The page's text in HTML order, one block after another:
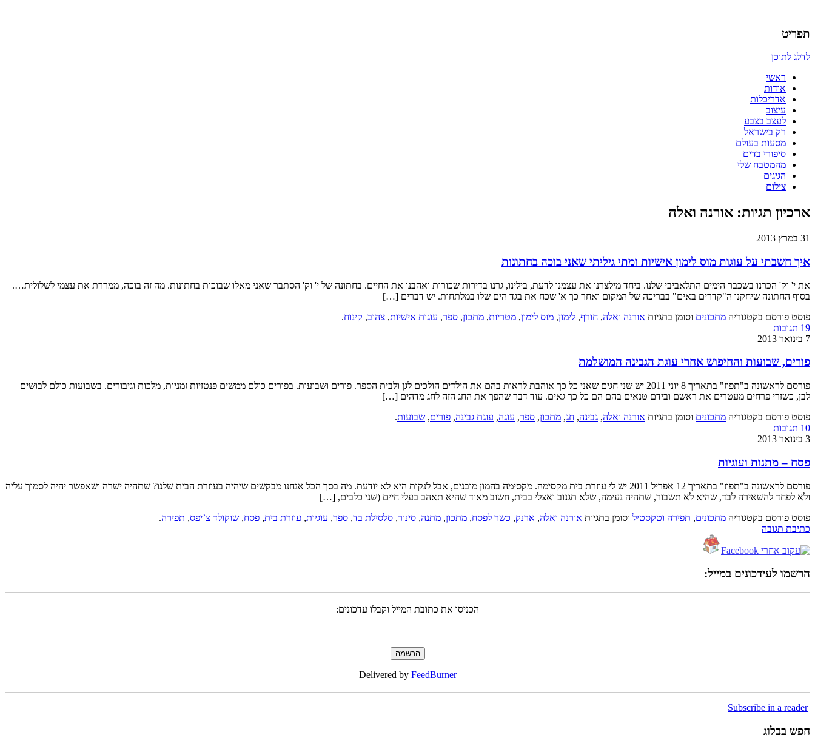
כמו אויר לנשימה – בלוג של אדריכלית
תפריט
לדלג לתוכן
ראשי
אודות
אדריכלות
עיצוב
לעצב בצבע
רק בישראל
מסעות בעולם
סיפורי בדים
מהמטבח שלי
הגיגים
צילום
ארכיון תגיות: אורנה ואלה
31 במרץ 2013
איך חשבתי על עוגות מוס לימון אישיות ומתי גיליתי שאני בוכה בחתונות
את י' וק' הכרנו בשכבר הימים התלאביבי שלנו. ביחד מילצרנו את עצמנו לדעת, בילינו, גרנו בדירות שכורות ואהבנו את החיים. בחתונה של י' וק' הסתבר שאני מאלו שבוכות בחתונות. מה זה בוכה, ממררת את עצמי לשלולית….
בסוף החתונה שיחקנו ה"קדרים באים" בבריכה של המקום ואחר כך א' שכח את בגד הים שלו במלתחות. יש דברים […]
פוסט פורסם בקטגוריה מתכונים וסומן בתגיות אורנה ואלה, חורף, לימון, מוס לימון, מטריות, מתכון, ספר, עוגות אישיות, צהוב, קינוח.
19 תגובות
7 בינואר 2013
פורים, שבועות והחיפוש אחרי עוגת הגבינה המושלמת
פורסם לראשונה ב"תפוז" בתאריך 8 יוני 2011 יש שני חגים שאני כל כך אוהבת לראות בהם את הילדים הולכים לגן ולבית הספר. פורים ושבועות. בפורים כולם ממשים פנטזיות זמניות, מלכות וגיבורים. בשבועות כולם לבושים
לבן, כשזרי פרחים מעטרים את ראשם ובידם טנאים בהם הם כל כך גאים. עוד דבר שהפך את החג הזה לחג מדהים […]
פוסט פורסם בקטגוריה מתכונים וסומן בתגיות אורנה ואלה, גבינה, חג, מתכון, ספר, עוגה, עוגת גבינה, פורים, שבועות.
10 תגובות
3 בינואר 2013
פסח – מתנות ועוגיות
פורסם לראשונה ב"תפוז" בתאריך 12 אפריל 2011 יש לי עוזרת בית מקסימה. מקסימה בהמון מובנים, אבל לנקות היא לא יודעת. מה בסך הכל אנחנו מבקשים שיהיה בעוזרת הבית שלנו? שתהיה ישרה ושאפשר יהיה לסמוך עליה
ולא לפחד להשאירה לבד, שהיא לא תשבור, שתהיה נעימה, שלא תגנוב ואצלי בבית, חשוב מאוד שהיא תאהב בעלי חיים (שני כלבים, […]
פוסט פורסם בקטגוריה מתכונים, תפירה וטקסטיל וסומן בתגיות אורנה ואלה, ארנק, כשר לפסח, מתכון, מתנה, סינור, סלסילת בד, ספר, עוגיות, עוזרת בית, פסח, שוקולד צ`יפס, תפירה.
כתיבת תגובה
הרשמו לעידכונים במייל:
הכניסו את כתובת המייל וקבלו עדכונים:
Delivered by FeedBurner
Subscribe in a reader
חפש בבלוג